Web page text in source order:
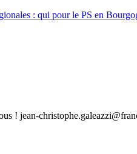
: qui pour le PS en
! jean-